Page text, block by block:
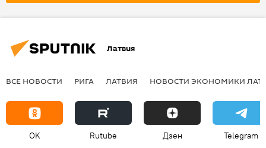
Латвия
ВСЕ НОВОСТИ РИГА ЛАТВИЯ НОВОСТИ ЭКОНОМИКИ
OK Rutube Дзен Telegram